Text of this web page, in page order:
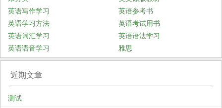
英语写作学习
英语参考书
英语学习方法
英语考试用书
英语词汇学习
英语语法学习
英语语音学习
雅思
近期文章
测试